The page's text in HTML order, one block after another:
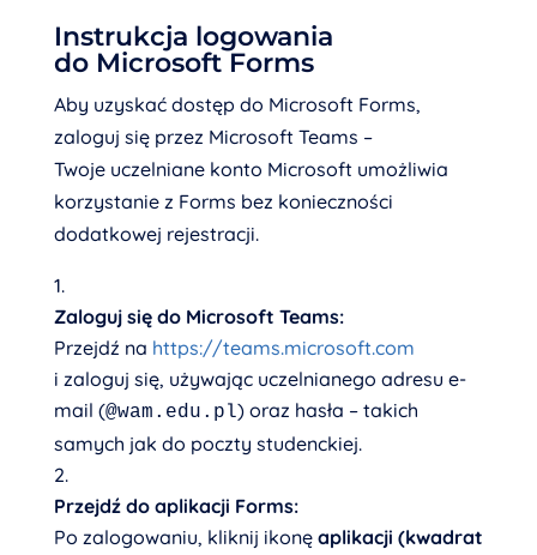
Instrukcja logowania
do Microsoft Forms
Aby uzyskać dostęp do Microsoft Forms,
zaloguj się przez Microsoft Teams –
Twoje uczelniane konto Microsoft umożliwia
korzystanie z Forms bez konieczności
dodatkowej rejestracji.
Zaloguj się do Microsoft Teams:
Przejdź na https://teams.microsoft.com
i zaloguj się, używając uczelnianego adresu e-
mail (@wam.edu.pl) oraz hasła – takich
samych jak do poczty studenckiej.
Przejdź do aplikacji Forms:
Po zalogowaniu, kliknij ikonę aplikacji (kwadrat